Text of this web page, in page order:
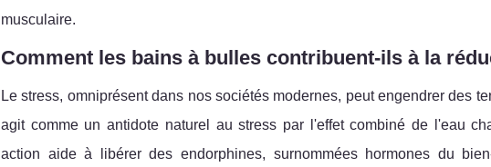
musculaire.
Comment les bains à bulles contribuent-ils à la
Le stress, omniprésent dans nos sociétés modernes, peut engendrer des
agit comme un antidote naturel au stress par l'effet combiné de l'eau
action aide à libérer des endorphines, surnommées hormones du